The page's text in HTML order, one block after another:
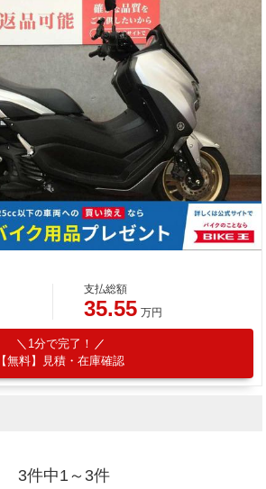
支払総額
35.55 万円
1分で完了！
【無料】見積・在庫確認
3件中1～3件